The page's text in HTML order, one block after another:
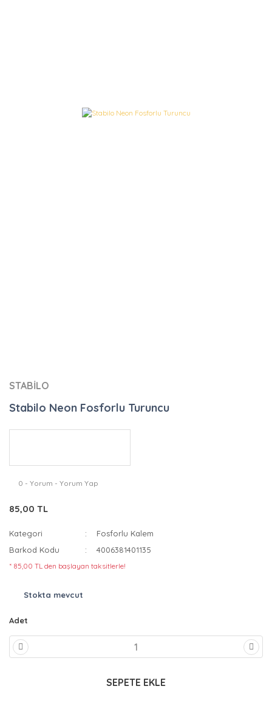
STABİLO
Stabilo Neon Fosforlu Turuncu
0 - Yorum - Yorum Yap
85,00 TL
Kategori
Fosforlu Kalem
Barkod Kodu
4006381401135
* 85,00 TL den başlayan taksitlerle!
Stokta mevcut
Adet
SEPETE EKLE